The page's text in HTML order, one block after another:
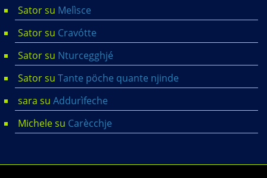
Satorsu Melìsce
Satorsu Cravótte
Satorsu Nturcegghjé
Satorsu Tante pöche quante njinde
sara su Addurìfeche
Michelesu Carècchje